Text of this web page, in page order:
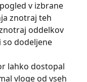
v izbrane
znotraj teh
oddelkov
so dodeljene
lahko dostopal
vloge od vseh